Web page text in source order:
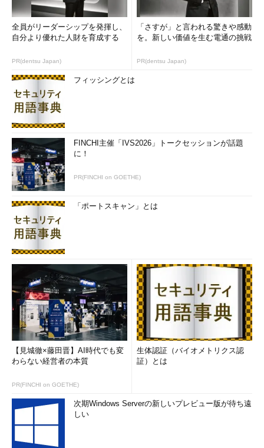
全員がリーダーシップを発揮し、
自分より優れた人財を育成する
PR(dentsu Japan)
「さすが」と言われる驚きや感動
を。新しい価値を生む電通の挑戦
PR(dentsu Japan)
フィッシングとは
FINCHI主催「IVS2026」トークセッションが話題
に！
PR(FINCHI on GOETHE)
「ポートスキャン」とは
【見城徹×藤田晋】AI時代でも変
わらない経営者の本質
PR(FINCHI on GOETHE)
生体認証（バイオメトリクス認
証）とは
次期Windows Serverの新しいプレビュー版が待ち遠
しい